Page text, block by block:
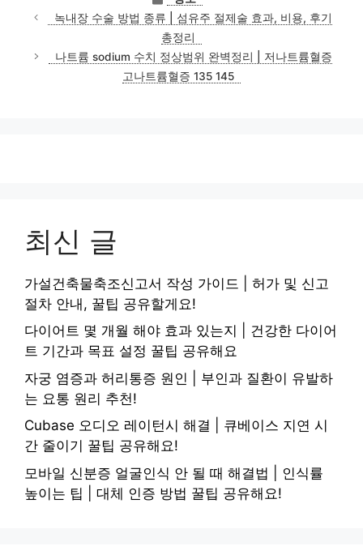
테
고
리
녹내장 수술 방법 종류 | 섬유주 절제술 효과, 비용, 후기
총정리
나트륨 sodium 수치 정상범위 완벽정리 | 저나트륨혈증
고나트륨혈증 135 145
최신 글
가설건축물축조신고서 작성 가이드 | 허가 및 신고
절차 안내, 꿀팁 공유할게요!
다이어트 몇 개월 해야 효과 있는지 | 건강한 다이어
트 기간과 목표 설정 꿀팁 공유해요
자궁 염증과 허리통증 원인 | 부인과 질환이 유발하
는 요통 원리 추천!
Cubase 오디오 레이턴시 해결 | 큐베이스 지연 시
간 줄이기 꿀팁 공유해요!
모바일 신분증 얼굴인식 안 될 때 해결법 | 인식률
높이는 팁 | 대체 인증 방법 꿀팁 공유해요!